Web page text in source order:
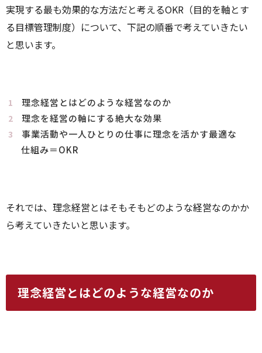
実現する最も効果的な方法だと考えるOKR（目的を軸とす
る目標管理制度）について、下記の順番で考えていきたい
と思います。
理念経営とはどのような経営なのか
理念を経営の軸にする絶大な効果
事業活動や一人ひとりの仕事に理念を活かす最適な
仕組み＝OKR
それでは、理念経営とはそもそもどのような経営なのかか
ら考えていきたいと思います。
理念経営とはどのような経営なのか